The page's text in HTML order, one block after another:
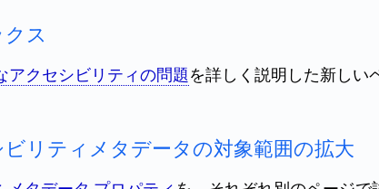
ス
アクセシビリティの問題 を詳しく説明した新しい
リティメタデータの対象範囲の拡大